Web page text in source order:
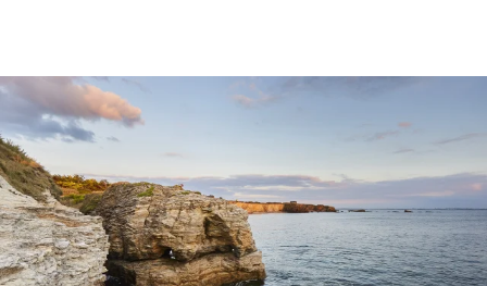
principal